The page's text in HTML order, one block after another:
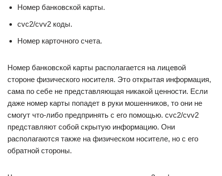
Номер банковской карты.
cvc2/cvv2 коды.
Номер карточного счета.
Номер банковской карты располагается на лицевой
стороне физического носителя. Это открытая информация,
сама по себе не представляющая никакой ценности. Если
даже номер карты попадет в руки мошенников, то они не
смогут что-либо предпринять с его помощью. cvc2/cvv2
представляют собой скрытую информацию. Они
располагаются также на физическом носителе, но с его
обратной стороны.